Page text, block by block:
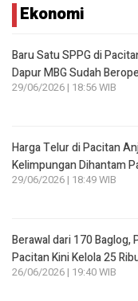
Ekonomi
Baru Satu SPPG di
Dapur MBG Sudah
29/06/2026 | 18:56 WIB
Harga Telur di Pacitan
Kelimpungan Dihantam
29/06/2026 | 18:49 WIB
Berawal dari 170 Baglog,
Pacitan Kini Kelola 25
26/06/2026 | 19:40 WIB